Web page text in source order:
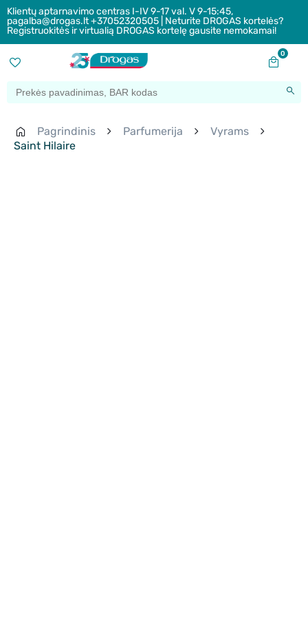
Klientų aptarnavimo centras I-IV 9-17 val. V 9-15:45,
pagalba@drogas.lt +37052320505 | Neturite DROGAS kortelės?
Registruokitės ir virtualią DROGAS kortelę gausite nemokamai!
0
Pagrindinis Parfumerija
Vyrams
Saint Hilaire